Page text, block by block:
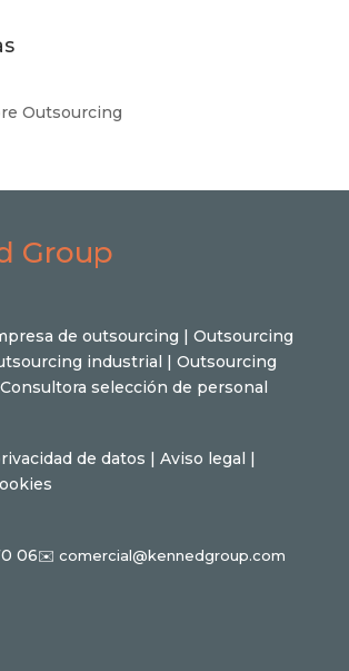
Outsourcing
Group
de outsourcing | Outsourcing
industrial | Outsourcing
Consultora selección de personal
de datos | Aviso legal |
06✉️ comercial@kennedgroup.com